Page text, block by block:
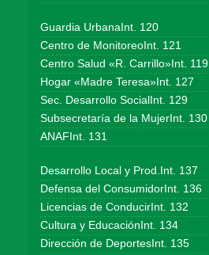
Guardia UrbanaInt. 120
Centro de MonitoreoInt. 121
Centro Salud «R. Carrillo»Int. 119
Hogar «Madre Teresa»Int. 127
Sec. Desarrollo SocialInt. 129
Subsecretaría de la MujerInt. 130
ANAFInt. 131
Desarrollo Local y Prod.Int. 137
Defensa del ConsumidorInt. 136
Licencias de ConducirInt. 132
Cultura y EducaciónInt. 134
Dirección de DeportesInt. 135